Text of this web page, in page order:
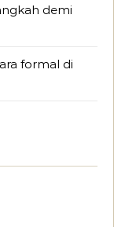
demi
formal di